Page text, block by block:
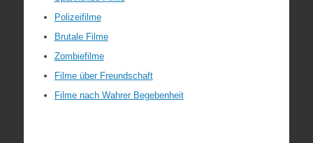
Polizeifilme
Brutale Filme
Zombiefilme
Filme über Freundschaft
Filme nach Wahrer Begebenheit